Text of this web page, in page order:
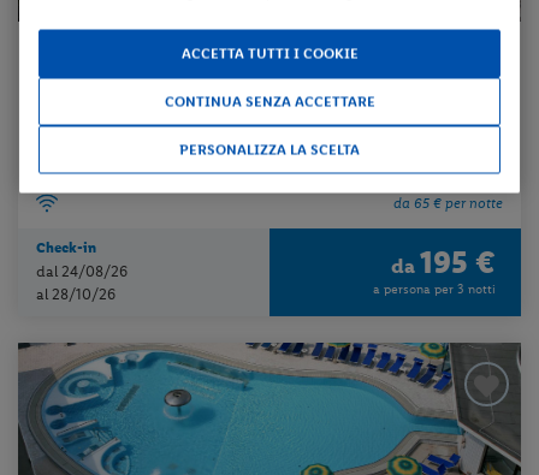
Piemonte - Ameno (NO)
da 65 € per notte
Check-in
dal 24/08/26
al 28/10/26
da 195 €
a persona per 3 notti
ACCETTA TUTTI I COOKIE
CONTINUA SENZA ACCETTARE
PERSONALIZZA LA SCELTA